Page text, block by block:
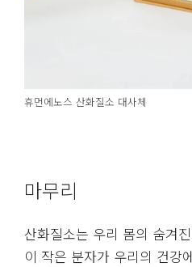
휴먼에노스 산화질소 대사체
마무리
산화질소는 우리 몸의 숨겨
이 작은 분자가 우리의 건강